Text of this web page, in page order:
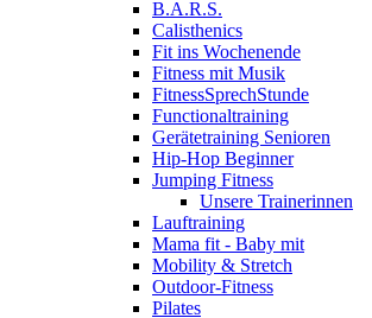
B.A.R.S.
Calisthenics
Fit ins Wochenende
Fitness mit Musik
FitnessSprechStunde
Functionaltraining
Gerätetraining Senioren
Hip-Hop Beginner
Jumping Fitness
Unsere Trainerinnen
Lauftraining
Mama fit - Baby mit
Mobility & Stretch
Outdoor-Fitness
Pilates